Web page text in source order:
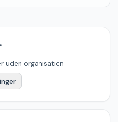
uden organisation